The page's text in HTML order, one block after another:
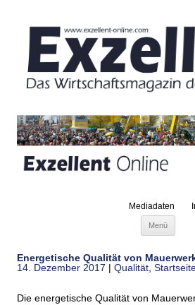
Mediadaten
Menü
Energetische Qualität von
14. Dezember 2017 | Qualität
Die energetische Qualität von